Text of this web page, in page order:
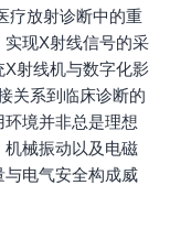
疗放射诊断中的重
现X射线信号的采
射线机与数字化影
关系到临床诊断的
境并非总是理想
械振动以及电磁
电气安全构成威